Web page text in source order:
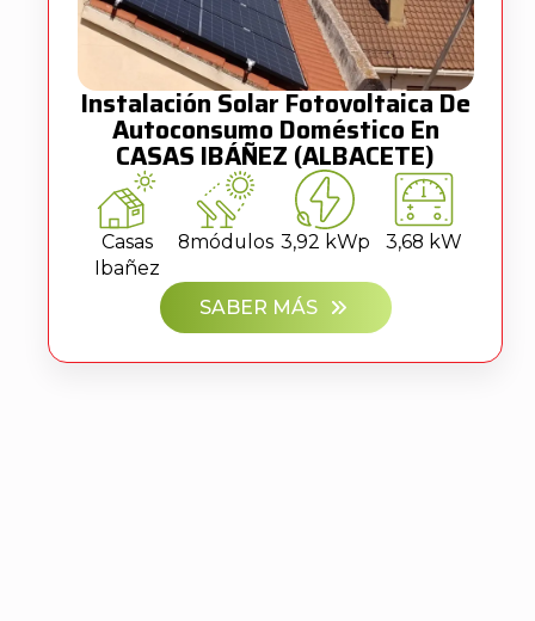
Instalación Solar Fotovoltaica De
Autoconsumo Doméstico En
CASAS IBÁÑEZ (ALBACETE)
Casas
Ibañez
8módulos 3,92 kWp 3,68 kW
SABER MÁS